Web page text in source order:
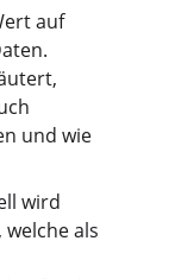
auf
und wie
wird
als